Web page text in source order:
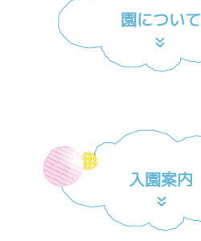
園について
入園案内